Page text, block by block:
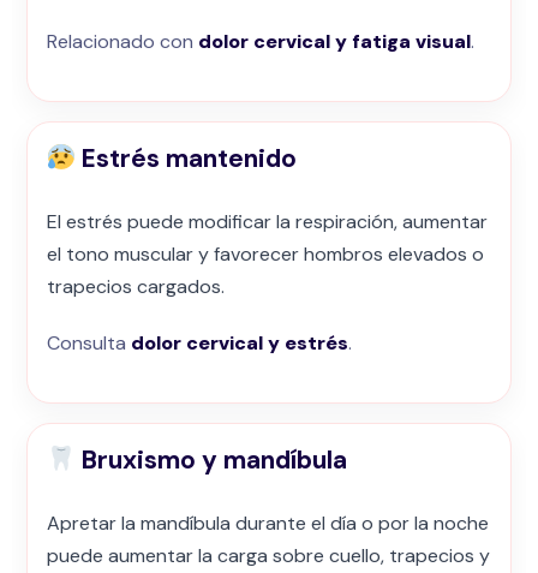
Relacionado con dolor cervical y fatiga visual.
Estrés mantenido
El estrés puede modificar la respiración, aumentar
el tono muscular y favorecer hombros elevados o
trapecios cargados.
Consulta dolor cervical y estrés.
Bruxismo y mandíbula
Apretar la mandíbula durante el día o por la noche
puede aumentar la carga sobre cuello, trapecios y